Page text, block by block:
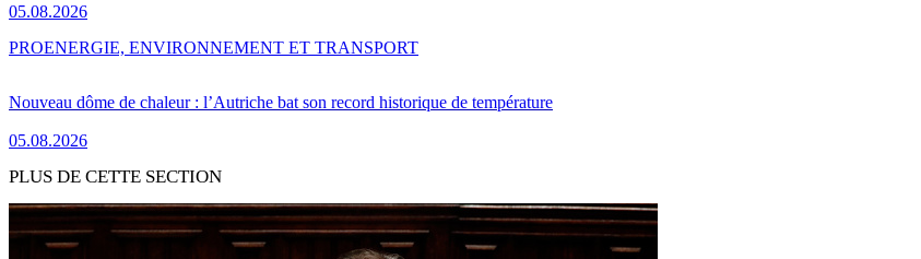
05.08.2026
Nouveau dôme de chaleur : l’Autriche bat son record historique de température
05.08.2026
PROENERGIE, ENVIRONNEMENT ET TRANSPORT
PLUS DE CETTE SECTION